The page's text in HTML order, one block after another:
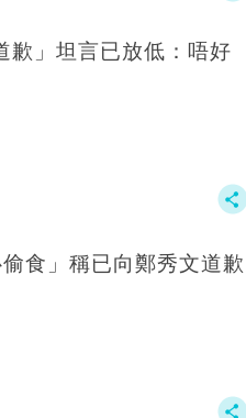
歉」坦言已放低：唔好
食」稱已向鄭秀文道歉